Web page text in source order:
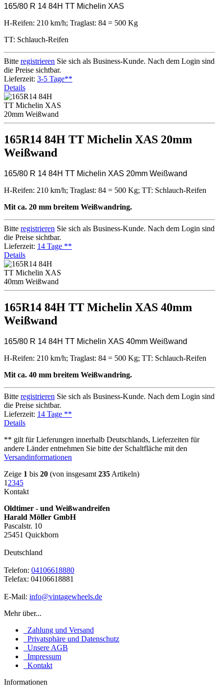
165/80 R 14 84H TT Michelin XAS
H-Reifen: 210 km/h; Traglast: 84 = 500 Kg
TT: Schlauch-Reifen
Bitte registrieren Sie sich als Business-Kunde. Nach dem Login sind
die Preise sichtbar.
Lieferzeit: 3-5 Tage**
Details
165R14 84H TT Michelin XAS 20mm
Weißwand
165/80 R 14 84H TT Michelin XAS 20mm Weißwand
H-Reifen: 210 km/h; Traglast: 84 = 500 Kg; TT: Schlauch-Reifen
Mit ca. 20 mm breitem Weißwandring.
Bitte registrieren Sie sich als Business-Kunde. Nach dem Login sind
die Preise sichtbar.
Lieferzeit: 14 Tage **
Details
165R14 84H TT Michelin XAS 40mm
Weißwand
165/80 R 14 84H TT Michelin XAS 40mm Weißwand
H-Reifen: 210 km/h; Traglast: 84 = 500 Kg; TT: Schlauch-Reifen
Mit ca. 40 mm breitem Weißwandring.
Bitte registrieren Sie sich als Business-Kunde. Nach dem Login sind
die Preise sichtbar.
Lieferzeit: 14 Tage **
Details
** gilt für Lieferungen innerhalb Deutschlands, Lieferzeiten für
andere Länder entnehmen Sie bitte der Schaltfläche mit den
Versandinformationen
Zeige 1 bis 20 (von insgesamt 235 Artikeln)
1 2345
Kontakt
Oldtimer - und Weißwandreifen
Harald Möller GmbH
Pascalstr. 10
25451 Quickborn
Deutschland
Telefon: 04106618880
Telefax: 04106618881
E-Mail: info@vintagewheels.de
Mehr über...
Zahlung und Versand
Privatsphäre und Datenschutz
Unsere AGB
Impressum
Kontakt
Informationen